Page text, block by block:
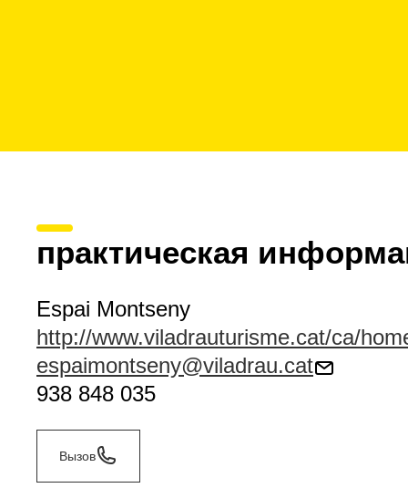
практическая
Espai Montseny
http://www.viladrauturisme.cat/ca/
espaimontseny@viladrau.cat
938 848 035
Вызов